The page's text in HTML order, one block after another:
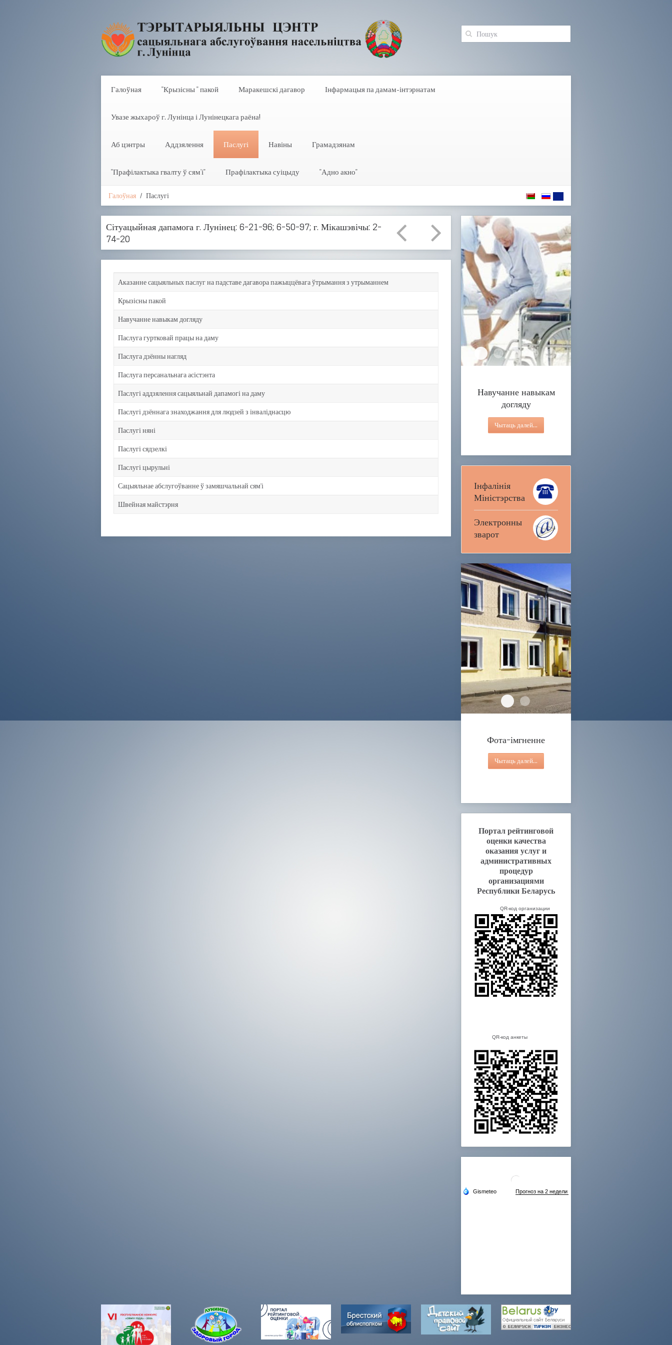
Галоўная "Крызісны " пакой Маракешскі дагавор Інфармацыя па дамам-інтэрнатам
Увазе жыхароў г. Лунінца і Лунінецкага раёна!
Аб цэнтры Аддзялення Паслугі Навіны Грамадзянам
"Прафілактыка гвалту ў сям'і" Прафілактыка суіцыду "Адно акно"
Галоўная Паслугі
Сітуацыйная дапамога г. Лунінец: 6-21-96; 6-50-97; г. Мікашэвічы: 2-
74-20
Аказанне сацыяльных паслуг на падставе дагавора пажыццёвага ўтрымання з утрыманнем
Крызісны пакой
Навучанне навыкам догляду
Паслуга гуртковай працы на даму
Паслуга дзённы нагляд
Паслуга персанальнага асістэнта
Паслугі аддзялення сацыяльнай дапамогі на даму
Паслугі дзённага знаходжання для людзей з інваліднасцю
Паслугі няні
Паслугі сядзелкі
Паслугі цырульні
Сацыяльнае абслугоўванне ў замяшчальнай сям'і
Швейная майстэрня
Навучанне навыкам догляду
Паслуга дзённы нагляд
Паслугі дзённага знаходжання для людзей з
Паслуга персанальнага асістэнта
Паслуга гуртковай працы на даму
Навучанне навыкам
догляду
Чытаць далей...
Інфалінія
Міністэрства
Электронны
зварот
Фота-імгненне
Працы аддзялення дзённага знаходжання для
Фота-імгненне
Чытаць далей...
Портал рейтинговой
оценки качества
оказания услуг и
административных
процедур
организациями
Республики Беларусь
QR-код организации
QR-код анкеты